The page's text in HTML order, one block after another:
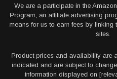
We are a participate in the
Program, an affiliate advertising
means for us to earn fees by linking
sites.
Product prices and availability are
indicated and are subject to
information displayed on